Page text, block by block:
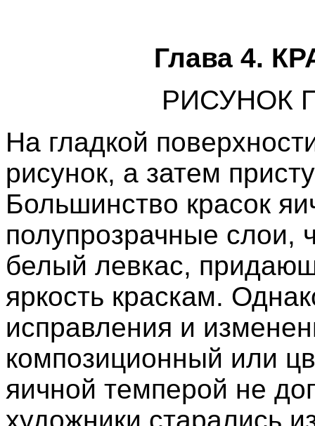
Глава 4.
РИСУНОК
На гладкой
рисунок, а затем
Большинство красок
полупрозрачные слои,
белый левкас,
яркость краскам.
исправления и
композиционный или
яичной темперой не